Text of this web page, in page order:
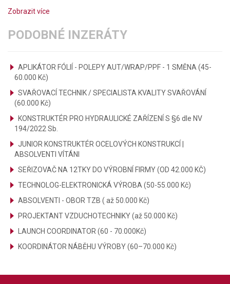
Zobrazit více
PODOBNÉ INZERÁTY
APLIKÁTOR FÓLIÍ - POLEPY AUT/WRAP/PPF - 1 SMĚNA (45-
60.000 Kč)
SVAŘOVACÍ TECHNIK / SPECIALISTA KVALITY SVAŘOVÁNÍ
(60.000 Kč)
KONSTRUKTÉR PRO HYDRAULICKÉ ZAŘÍZENÍ S §6 dle NV
194/2022 Sb.
JUNIOR KONSTRUKTÉR OCELOVÝCH KONSTRUKCÍ |
ABSOLVENTI VÍTÁNI
SEŘIZOVAČ NA 12TKY DO VÝROBNÍ FIRMY (OD 42.000 KČ)
TECHNOLOG-ELEKTRONICKÁ VÝROBA (50-55.000 Kč)
ABSOLVENTI - OBOR TZB ( až 50.000 Kč)
PROJEKTANT VZDUCHOTECHNIKY (až 50.000 Kč)
LAUNCH COORDINATOR (60 - 70.000Kč)
KOORDINÁTOR NÁBĚHU VÝROBY (60–70.000 Kč)